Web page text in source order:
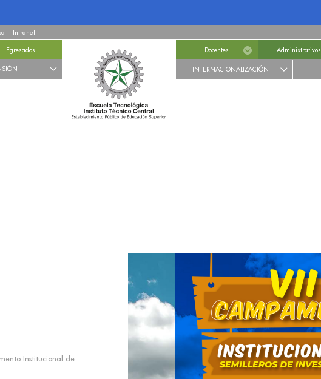
Intranet
Egresados Docentes Administrativos
INTERNACIONALIZACIÓN
Institucional de